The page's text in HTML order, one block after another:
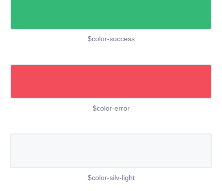
$color-success
$color-error
$color-silv-light